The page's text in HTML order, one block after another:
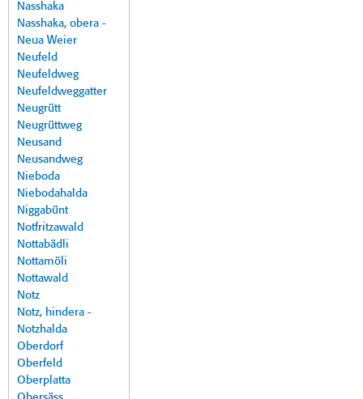
Nasshaka
Nasshaka, obera -
Neua Weier
Neufeld
Neufeldweg
Neufeldweggatter
Neugrütt
Neugrüttweg
Neusand
Neusandweg
Nieboda
Niebodahalda
Niggabünt
Notfritzawald
Nottabädli
Nottamöli
Nottawald
Notz
Notz, hindera -
Notzhalda
Oberdorf
Oberfeld
Oberplatta